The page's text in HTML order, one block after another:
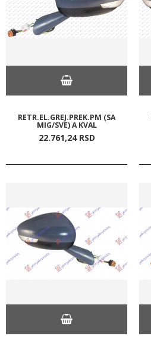
RETR.EL.GREJ.PREK.PM (SA
MIG/SVE) A KVAL
22.761,24 RSD